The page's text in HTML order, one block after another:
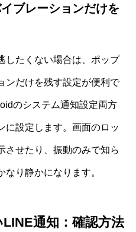
ブレーションだけを
したくない場合は、ポップ
ンだけを残す設定が便利で
のシステム通知設定両方
に設定します。画面のロッ
させたり、振動のみで知ら
り静かになります。
通知：確認方法